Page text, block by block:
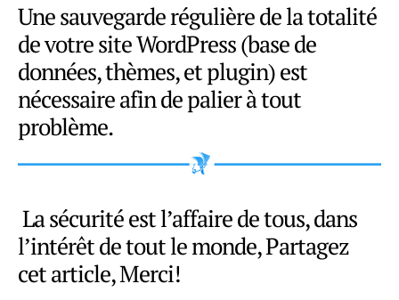
Une sauvegarde régulière de la totalité
de votre site WordPress (base de
données, thèmes, et plugin) est
nécessaire afin de palier à tout
problème.
La sécurité est l’affaire de tous, dans
l’intérêt de tout le monde, Partagez
cet article, Merci!